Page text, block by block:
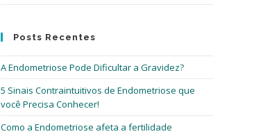
Posts Recentes
A Endometriose Pode Dificultar a Gravidez?
5 Sinais Contraintuitivos de Endometriose que
você Precisa Conhecer!
Como a Endometriose afeta a fertilidade